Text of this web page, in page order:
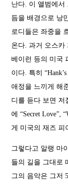
난다. 이 앨범에서
듬을 배경으로 낭
로디들은 좌중을
온다. 과거 오스카
베이런 등의 미국
이다. 특히
애정을 느끼게 해
디를 듣다 보면 저
에 “Secret Love”,
게 미국의 재즈 피
그렇다고 알랭 마
들의 길을 그대로
그의 음악은 그저